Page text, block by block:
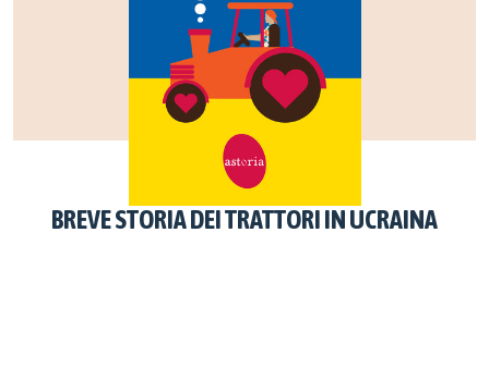
BREVE STORIA DEI TRATTORI IN UCRAINA